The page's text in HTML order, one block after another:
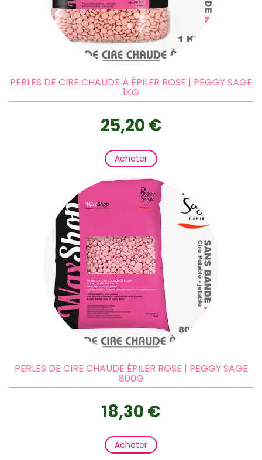
PERLES DE CIRE CHAUDE À ÉPILER ROSE | PEGGY SAGE
1KG
25,20 €
Acheter
PERLES DE CIRE CHAUDE ÉPILER ROSE | PEGGY SAGE
800G
18,30 €
Acheter